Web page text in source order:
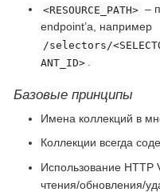
<RESOURCE_PATH> –
endpoint’а, например
/selectors/
ANT_ID> .
Базовые принципы
Имена коллекций в
Коллекции всегда
Использование HTTP
чтения/обновления/